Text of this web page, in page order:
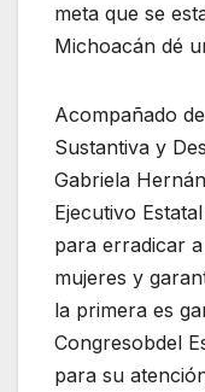
meta que se
Michoacán dé
Acompañado
Sustantiva y
Gabriela
Ejecutivo
para erradicar
mujeres y
la primera es
Congresobdel
para su